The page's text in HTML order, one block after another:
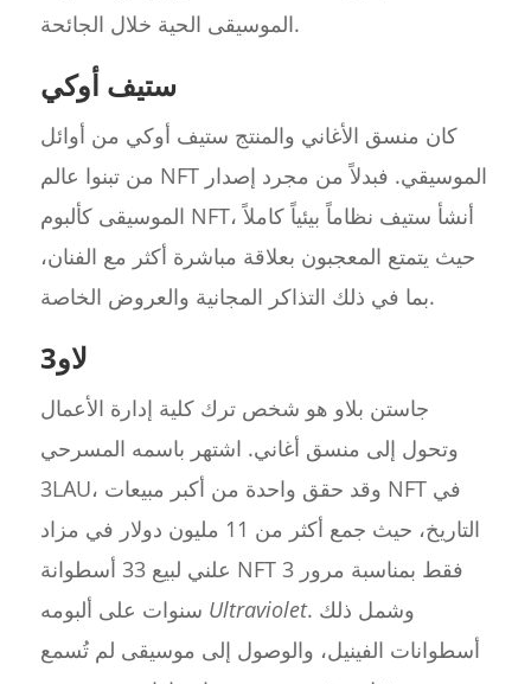
الموسيقى الحية خلال الجائحة.
ستيف أوكي
كان منسق الأغاني والمنتج ستيف أوكي من أوائل
من تبنوا عالم NFT الموسيقي. فبدلاً من مجرد إصدار
الموسيقى كألبوم NFT، أنشأ ستيف نظاماً بيئياً كاملاً
حيث يتمتع المعجبون بعلاقة مباشرة أكثر مع الفنان،
بما في ذلك التذاكر المجانية والعروض الخاصة.
3لاو
جاستن بلاو هو شخص ترك كلية إدارة الأعمال
وتحول إلى منسق أغاني. اشتهر باسمه المسرحي
3LAU، وقد حقق واحدة من أكبر مبيعات NFT في
التاريخ، حيث جمع أكثر من 11 مليون دولار في مزاد
علني لبيع 33 أسطوانة NFT فقط بمناسبة مرور 3
Ultraviolet. وشمل ذلك
أسطوانات الفينيل، والوصول إلى موسيقى لم تُسمع